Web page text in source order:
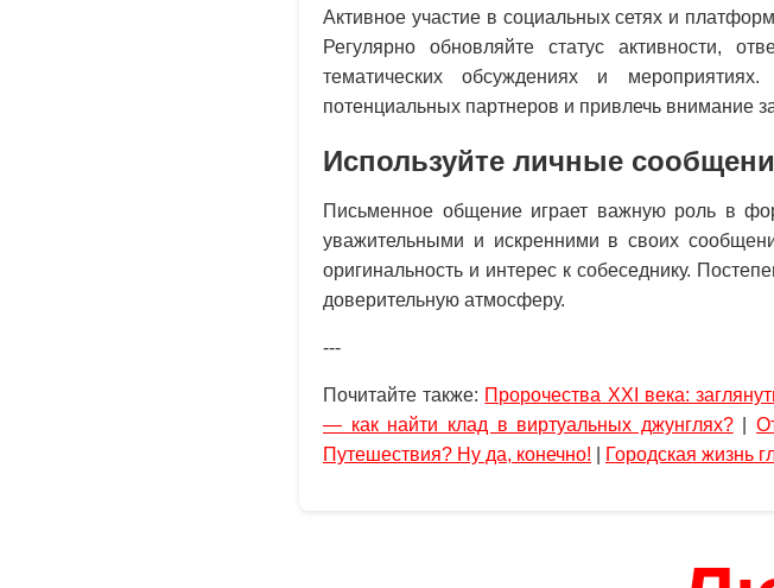
Активное участие в социальных сетях и
Регулярно обновляйте статус активности,
тематических обсуждениях и
потенциальных партнеров и привлечь внимание
Используйте личные
Письменное общение играет важную роль в
уважительными и искренними в своих
оригинальность и интерес к собеседнику.
доверительную атмосферу.
---
Почитайте также: Пророчества XXI века:
— как найти клад в виртуальных джунглях?|
Путешествия? Ну да, конечно!
Городская жизнь